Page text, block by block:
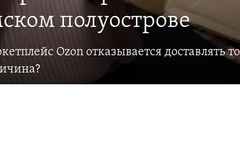
полуострове
Ozon отказывается доставлять